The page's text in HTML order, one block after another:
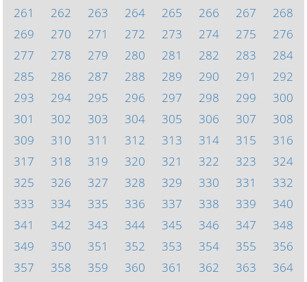
261
262 263 264 265 266 267
268
269
270 271 272 273 274 275
276
277
278 279 280 281 282 283
284
285
286 287 288 289 290 291
292
293
294 295 296 297 298 299
300
301
302 303 304 305 306 307
308
309
310 311 312 313 314 315
316
317
318 319 320 321 322 323
324
325
326 327 328 329 330 331
332
333
334 335 336 337 338 339
340
341
342 343 344 345 346 347
348
349
350 351 352 353 354 355
356
357
358 359 360 361 362 363
364